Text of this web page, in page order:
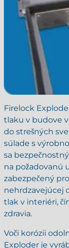
Firelock
tlaku v budove
do strešných
súlade s
sa
na požadovanú
zabezpečený
nehrdzavejúcej
tlak v interiéri,
zdravia.
Voči korózii
Exploder je